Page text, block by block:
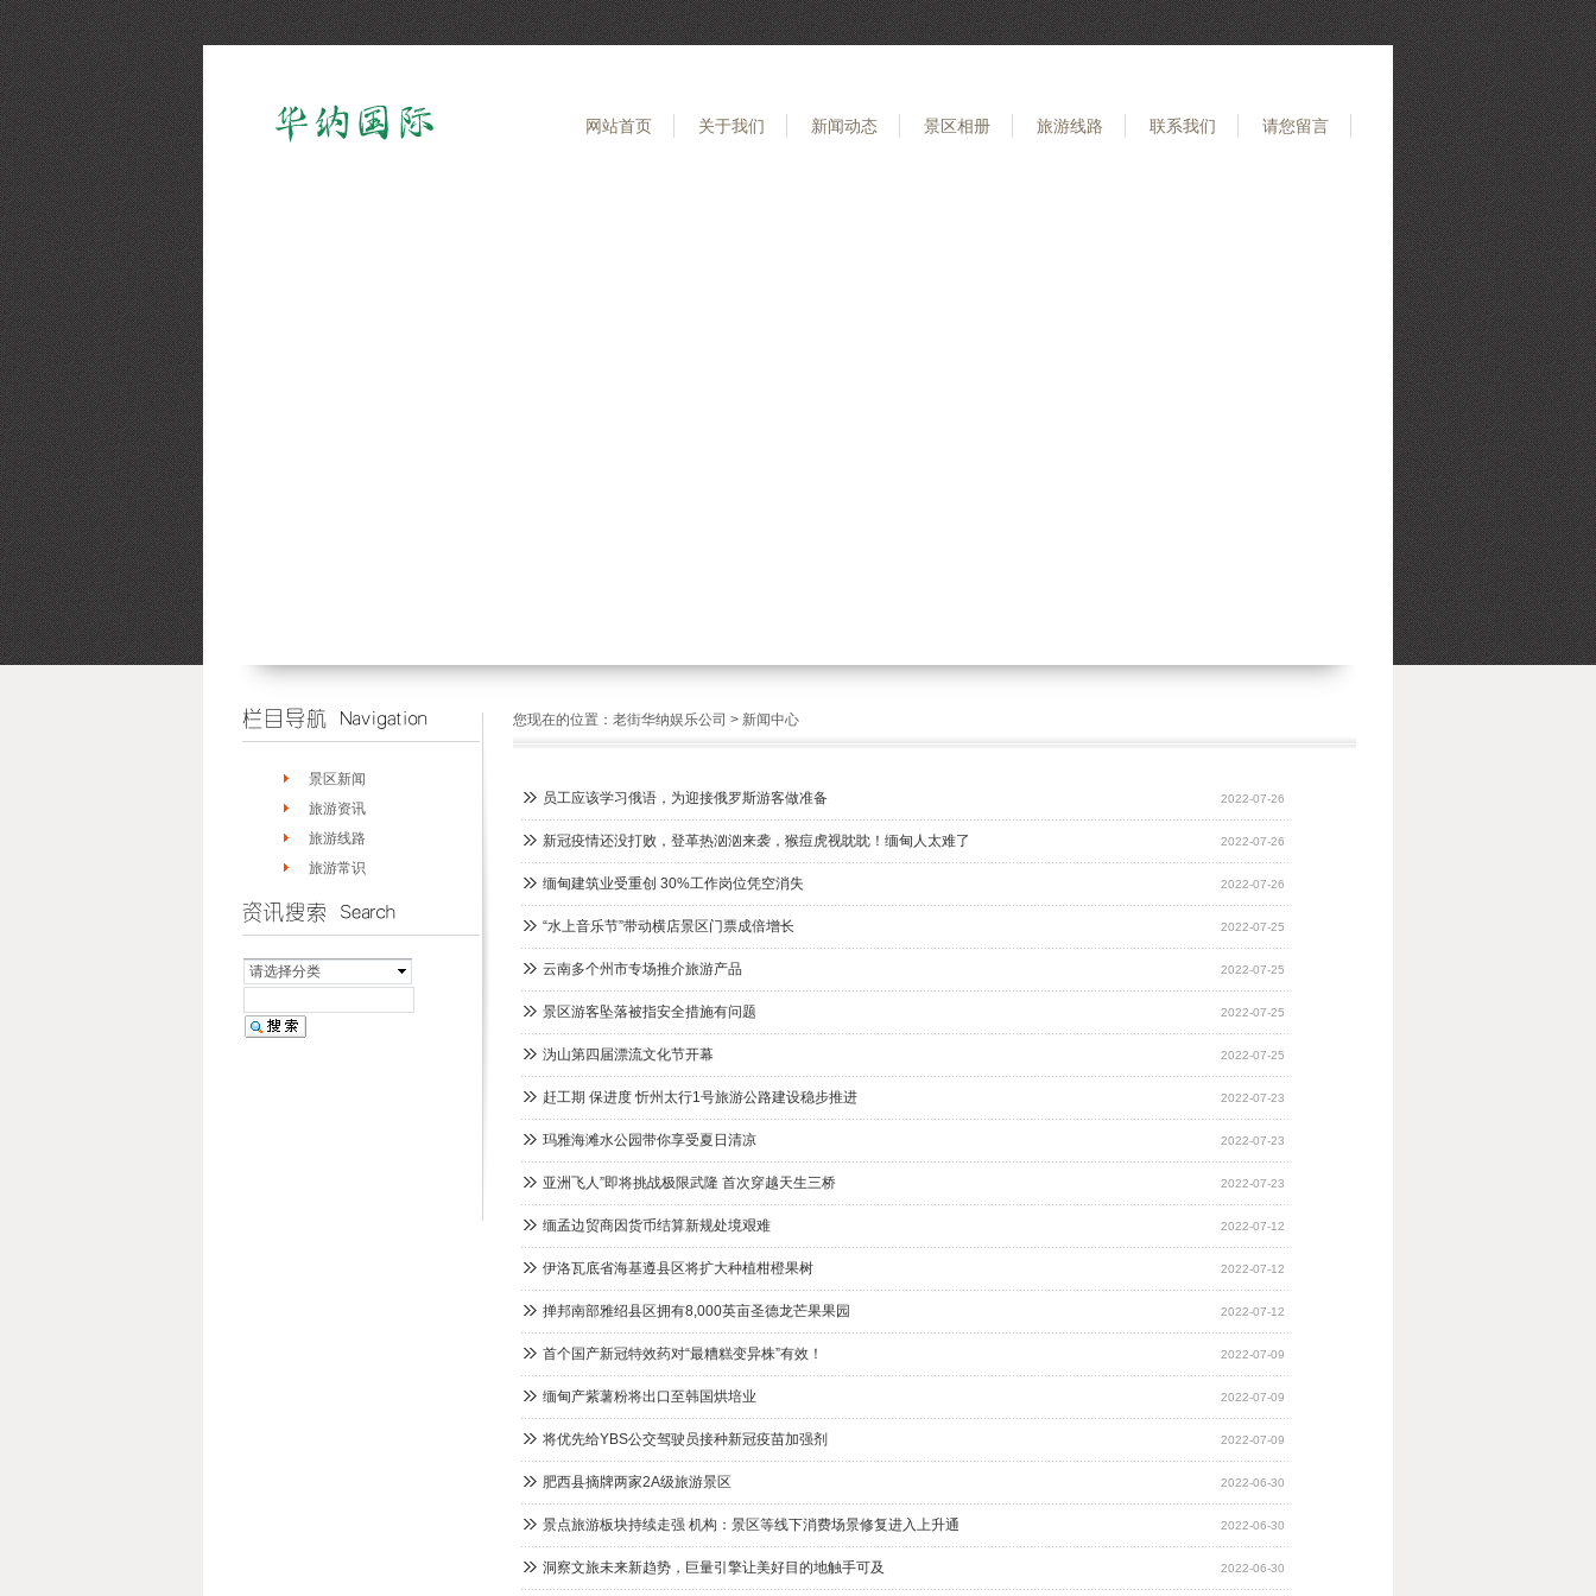
网站首页 关于我们 新闻动态 景区相册 旅游线路 联系我们 请您留言
景区新闻
旅游资讯
旅游线路
旅游常识
请选择分类
您现在的位置： 老街华纳娱乐公司 > 新闻中心
员工应该学习俄语，为迎接俄罗斯游客做准备 2022-07-26
新冠疫情还没打败，登革热汹汹来袭，猴痘虎视眈眈！缅甸人太难了 2022-07-26
缅甸建筑业受重创 30%工作岗位凭空消失 2022-07-26
“水上音乐节”带动横店景区门票成倍增长 2022-07-25
云南多个州市专场推介旅游产品 2022-07-25
景区游客坠落被指安全措施有问题 2022-07-25
沩山第四届漂流文化节开幕 2022-07-25
赶工期 保进度 忻州太行1号旅游公路建设稳步推进 2022-07-23
玛雅海滩水公园带你享受夏日清凉 2022-07-23
亚洲飞人”即将挑战极限武隆 首次穿越天生三桥 2022-07-23
缅孟边贸商因货币结算新规处境艰难 2022-07-12
伊洛瓦底省海基遵县区将扩大种植柑橙果树 2022-07-12
掸邦南部雅绍县区拥有8,000英亩圣德龙芒果果园 2022-07-12
首个国产新冠特效药对“最糟糕变异株”有效！ 2022-07-09
缅甸产紫薯粉将出口至韩国烘培业 2022-07-09
将优先给YBS公交驾驶员接种新冠疫苗加强剂 2022-07-09
肥西县摘牌两家2A级旅游景区 2022-06-30
景点旅游板块持续走强 机构：景区等线下消费场景修复进入上升通 2022-06-30
洞察文旅未来新趋势，巨量引擎让美好目的地触手可及 2022-06-30